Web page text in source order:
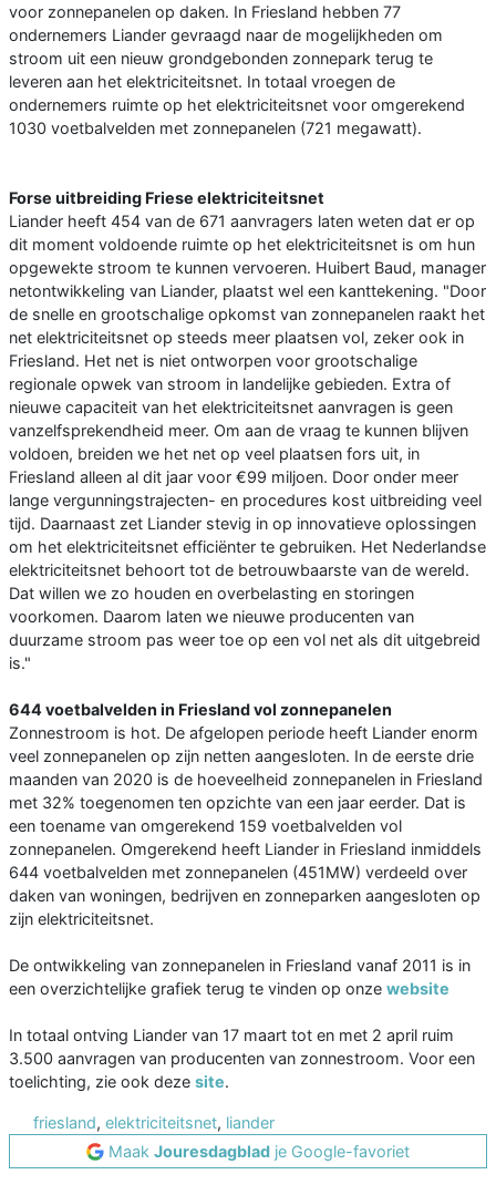
voor zonnepanelen op daken. In Friesland hebben 77
ondernemers Liander gevraagd naar de mogelijkheden om
stroom uit een nieuw grondgebonden zonnepark terug te
leveren aan het elektriciteitsnet. In totaal vroegen de
ondernemers ruimte op het elektriciteitsnet voor omgerekend
1030 voetbalvelden met zonnepanelen (721 megawatt).
Forse uitbreiding Friese elektriciteitsnet
Liander heeft 454 van de 671 aanvragers laten weten dat er op
dit moment voldoende ruimte op het elektriciteitsnet is om hun
opgewekte stroom te kunnen vervoeren. Huibert Baud, manager
netontwikkeling van Liander, plaatst wel een kanttekening. "Door
de snelle en grootschalige opkomst van zonnepanelen raakt het
net elektriciteitsnet op steeds meer plaatsen vol, zeker ook in
Friesland. Het net is niet ontworpen voor grootschalige
regionale opwek van stroom in landelijke gebieden. Extra of
nieuwe capaciteit van het elektriciteitsnet aanvragen is geen
vanzelfsprekendheid meer. Om aan de vraag te kunnen blijven
voldoen, breiden we het net op veel plaatsen fors uit, in
Friesland alleen al dit jaar voor €99 miljoen. Door onder meer
lange vergunningstrajecten- en procedures kost uitbreiding veel
tijd. Daarnaast zet Liander stevig in op innovatieve oplossingen
om het elektriciteitsnet efficiënter te gebruiken. Het Nederlandse
elektriciteitsnet behoort tot de betrouwbaarste van de wereld.
Dat willen we zo houden en overbelasting en storingen
voorkomen. Daarom laten we nieuwe producenten van
duurzame stroom pas weer toe op een vol net als dit uitgebreid
is."
644 voetbalvelden in Friesland vol zonnepanelen
Zonnestroom is hot. De afgelopen periode heeft Liander enorm
veel zonnepanelen op zijn netten aangesloten. In de eerste drie
maanden van 2020 is de hoeveelheid zonnepanelen in Friesland
met 32% toegenomen ten opzichte van een jaar eerder. Dat is
een toename van omgerekend 159 voetbalvelden vol
zonnepanelen. Omgerekend heeft Liander in Friesland inmiddels
644 voetbalvelden met zonnepanelen (451MW) verdeeld over
daken van woningen, bedrijven en zonneparken aangesloten op
zijn elektriciteitsnet.
De ontwikkeling van zonnepanelen in Friesland vanaf 2011 is in
een overzichtelijke grafiek terug te vinden op onze website
In totaal ontving Liander van 17 maart tot en met 2 april ruim
3.500 aanvragen van producenten van zonnestroom. Voor een
toelichting, zie ook deze site.
friesland, elektriciteitsnet, liander
Maak Jouresdagblad je Google-favoriet